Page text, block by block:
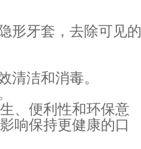
形牙套，去除可见的
清洁和消毒。
、便利性和环保意
响保持更健康的口